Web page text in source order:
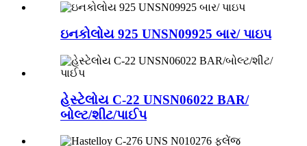
ઇનકોલોય 925 UNSN09925 બાર/ પાઇપ
હેસ્ટેલોય C-22 UNSN06022 BAR/
બોલ્ટ/શીટ/પાઈપ